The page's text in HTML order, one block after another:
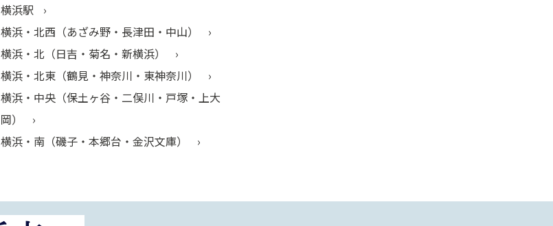
横浜駅
横浜・北西（あざみ野・長津田・中山）
横浜・北（日吉・菊名・新横浜）
横浜・北東（鶴見・神奈川・東神奈川）
横浜・中央（保土ヶ谷・二俣川・戸塚・上大
岡）
横浜・南（磯子・本郷台・金沢文庫）